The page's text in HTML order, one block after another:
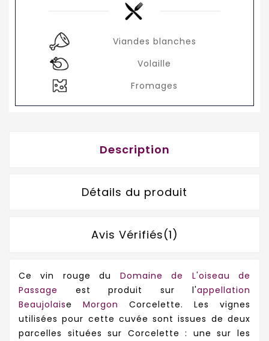
Viandes blanches
Volaille
Fromages
Description
Détails du produit
Avis Vérifiés(1)
Ce vin rouge du Domaine de L'oiseau de
Passage est produit sur l'appellation
Beaujolaise Morgon Corcelette. Les vignes
utilisées pour cette cuvée sont issues de deux
parcelles situées sur Corcelette : une sur les